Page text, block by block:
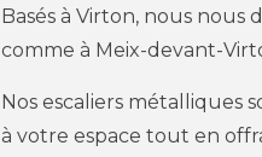
Basés à Virton, nous
comme à Meix-devant-
Nos escaliers métalliques
à votre espace tout en